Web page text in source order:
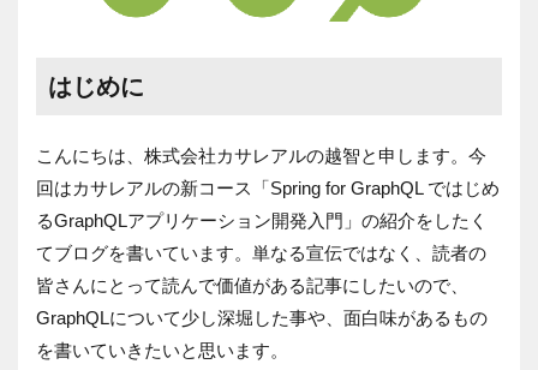
はじめに
こんにちは、株式会社カサレアルの越智と申します。今
回はカサレアルの新コース「Spring for GraphQL ではじめ
るGraphQLアプリケーション開発入門」の紹介をしたく
てブログを書いています。単なる宣伝ではなく、読者の
皆さんにとって読んで価値がある記事にしたいので、
GraphQLについて少し深堀した事や、面白味があるもの
を書いていきたいと思います。